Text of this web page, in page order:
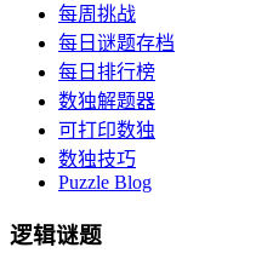
每周挑战
每日谜题存档
每日排行榜
数独解题器
可打印数独
数独技巧
Puzzle Blog
逻辑谜题